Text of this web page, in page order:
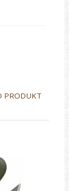
PRODUKT